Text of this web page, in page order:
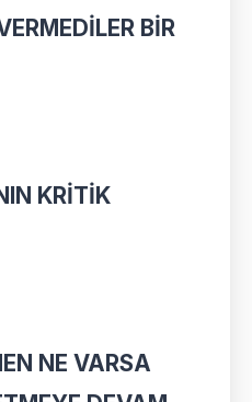
BİR
KRİTİK
NE VARSA